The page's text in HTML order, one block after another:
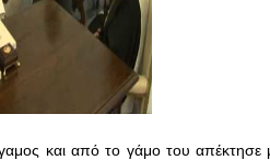
και από το γάμο του